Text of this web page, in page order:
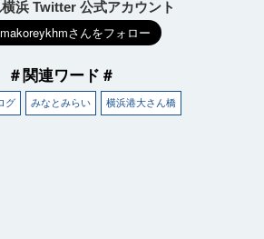
浜 Twitter 公式アカウント
＃関連ワード＃
グ みなとみらい 横浜港大さん橋